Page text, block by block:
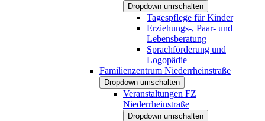
Dropdown umschalten
Tagespflege für Kinder
Erziehungs-, Paar- und
Lebensberatung
Sprachförderung und
Logopädie
Familienzentrum Niederrheinstraße
Dropdown umschalten
Veranstaltungen FZ
Niederrheinstraße
Dropdown umschalten